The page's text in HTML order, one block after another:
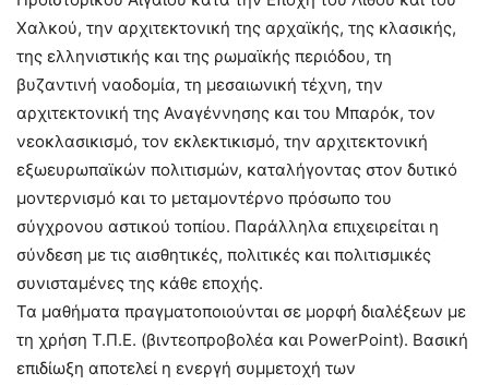
Χαλκού, την αρχιτεκτονική της αρχαϊκής, της κλασικής,
της ελληνιστικής και της ρωμαϊκής περιόδου, τη
βυζαντινή ναοδομία, τη μεσαιωνική τέχνη, την
αρχιτεκτονική της Αναγέννησης και του Μπαρόκ, τον
νεοκλασικισμό, τον εκλεκτικισμό, την αρχιτεκτονική
εξωευρωπαϊκών πολιτισμών, καταλήγοντας στον δυτικό
μοντερνισμό και το μεταμοντέρνο πρόσωπο του
σύγχρονου αστικού τοπίου. Παράλληλα επιχειρείται η
σύνδεση με τις αισθητικές, πολιτικές και πολιτισμικές
συνισταμένες της κάθε εποχής.
Τα μαθήματα πραγματοποιούνται σε μορφή διαλέξεων με
τη χρήση Τ.Π.Ε. (βιντεοπροβολέα και PowerPoint). Βασική
επιδίωξη αποτελεί η ενεργή συμμετοχή των